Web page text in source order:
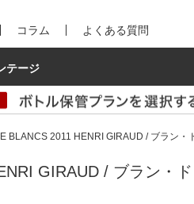
コラム よくある質問
テージ
BLANCS 2011 HENRI GIRAUD / ブラン・
GIRAUD / ブラン・